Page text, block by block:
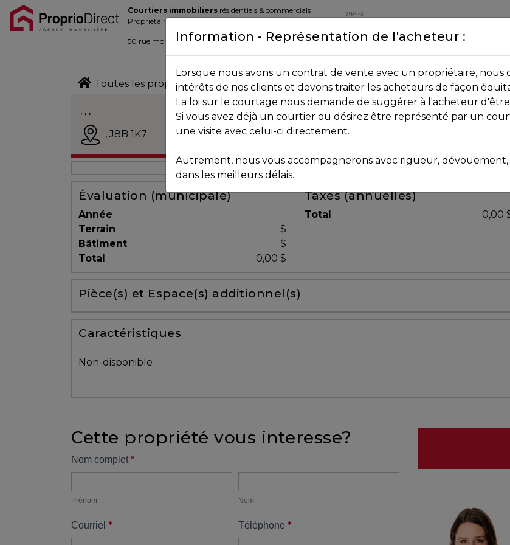
Blogue
COURTIERS
VENDRE
Courtiers immobiliers résidentiels & commercials
Propriétaires de la place d’affaire
50 rue morin,Sainte-Adèle, Québec J8B 2P7 DEPUIS 2013
Toutes les propriétés
Vendu
, , ,
, J8B 1K7
Évaluation (municipale)
Année
Terrain
$
Bâtiment
$
Total
0,00 $
Taxes (annuelles)
Total 0,00
Pièce(s) et Espace(s) additionnel(s)
Caractéristiques
Non-disponible
Cette propriété vous interesse?
Formulaire
Nom complet *
Prénom Nom
Courriel * Téléphone*
Information - Représentation de l'acheteur :
Lorsque nous avons un contrat de vente avec un propriétaire, nous
intérêts de nos clients et devons traiter les acheteurs de façon
La loi sur le courtage nous demande de suggérer à l'acheteur
Si vous avez déjà un courtier ou désirez être représenté par un
une visite avec celui-ci directement.
Autrement, nous vous accompagnerons avec rigueur,
dans les meilleurs délais.